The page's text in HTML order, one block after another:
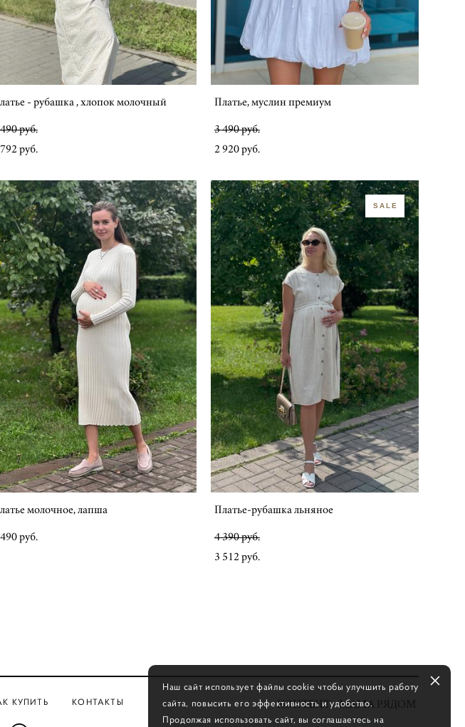
- рубашка , хлопок молочный
pуб.
pуб.
Платье, муслин премиум
3 490 pуб.
2 920 pуб.
молочное, лапша
pуб.
SALE
Платье-рубашка льняное
4 390 pуб.
3 512 pуб.
КУПИТЬ КОНТАКТЫ КОНТЕНТ - МАМА РЯДОМ
Наш сайт использует файлы cookie чтобы улучшить работу
сайта, повысить его эффективность и удобство.
Продолжая использовать сайт, вы соглашаетесь на